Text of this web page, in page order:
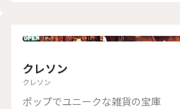
クレソン
クレソン
ポップでユニークな雑貨の宝庫